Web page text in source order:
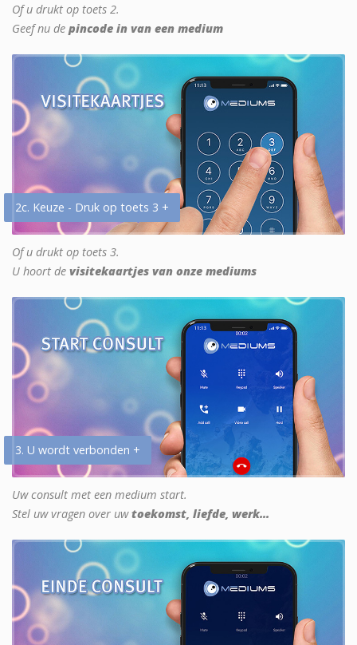
Of u drukt op toets 2.
Geef nu de pincode in van een medium
2c. Keuze - Druk op toets 3 +
Of u drukt op toets 3.
U hoort de visitekaartjes van onze mediums
3. U wordt verbonden +
Uw consult met een medium start.
Stel uw vragen over uwtoekomst, liefde, werk...